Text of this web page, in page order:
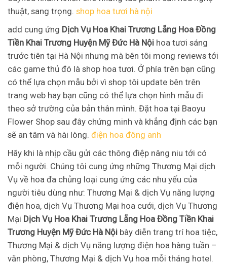
thuật, sang trọng. shop hoa tươi hà nội
add cung ứng Dịch Vụ Hoa Khai Trương Lẵng Hoa Đồng
Tiền Khai Trương Huyện Mỹ Đức Hà Nội hoa tươi sáng
trước tiên tại Hà Nội nhưng mà bên tôi mong reviews tới
các game thủ đó là shop hoa tươi. Ở phía trên bạn cũng
có thể lựa chọn mẫu bởi vì shop tôi update bên trên
trang web hay bạn cũng có thể lựa chọn hình mẫu đi
theo sở trường của bản thân mình. Đặt hoa tại Baoyu
Flower Shop sau đây chứng minh và khẳng định các bạn
sẽ an tâm và hài lòng. điện hoa đông anh
Hãy khi là nhịp cầu gửi các thông điệp nâng niu tới có
mỗi người. Chúng tôi cung ứng những Thương Mại dịch
Vụ về hoa đa chủng loại cung ứng các nhu yếu của
người tiêu dùng như: Thương Mại & dịch Vụ năng lượng
điện hoa, dịch Vụ Thương Mại hoa cưới, dịch Vụ Thương
Mại Dịch Vụ Hoa Khai Trương Lẵng Hoa Đồng Tiền Khai
Trương Huyện Mỹ Đức Hà Nội bày diễn trang trí hoa tiệc,
Thương Mại & dịch Vụ năng lượng điện hoa hàng tuần –
văn phòng, Thương Mại & dịch Vụ hoa mỗi tháng hotel.